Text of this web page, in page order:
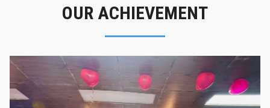
OUR ACHIEVEMENT